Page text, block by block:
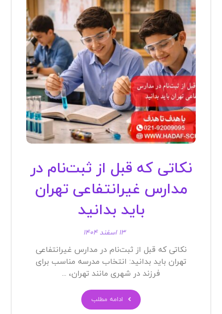
نکاتی که قبل از ثبت‌نام در
مدارس غیرانتفاعی تهران
باید بدانید
۱۳ اسفند ۱۴۰۴
نکاتی که قبل از ثبت‌نام در مدارس غیرانتفاعی
تهران باید بدانید: انتخاب مدرسه مناسب برای
فرزند در شهری مانند تهران، ...
ادامه مطلب